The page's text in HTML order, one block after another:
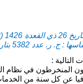
1426 (29 ديسمبر 2005)).
في نظام
(30 ديسمبر 1971) اقتطاعا